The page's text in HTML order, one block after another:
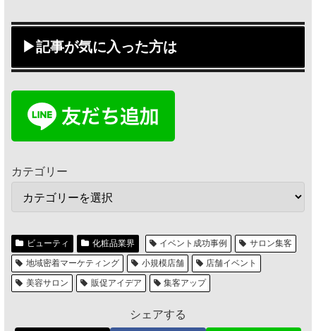
▶記事が気に入った方は
カテゴリー
ビューティ 化粧品業界 イベント成功事例
サロン集客
地域密着マーケティング
小規模店舗
店舗イベント
美容サロン
販促アイデア 集客アップ
シェアする